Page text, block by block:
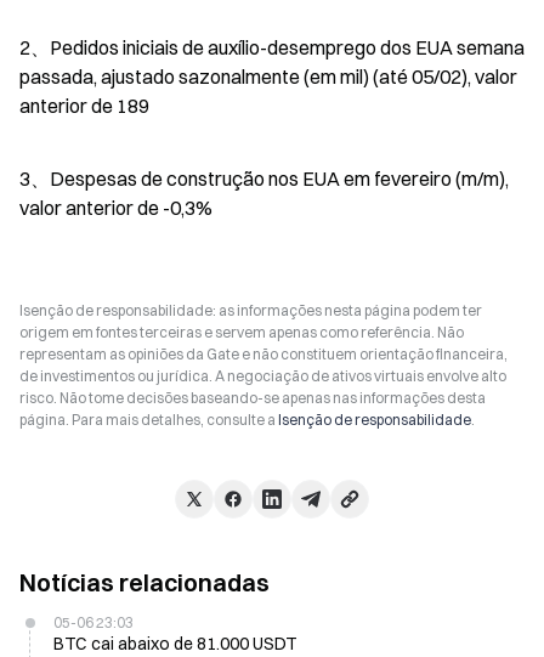
2、Pedidos iniciais de auxílio-desemprego dos EUA semana
passada, ajustado sazonalmente (em mil) (até 05/02), valor
anterior de 189
3、Despesas de construção nos EUA em fevereiro (m/m),
valor anterior de -0,3%
Isenção de responsabilidade: as informações nesta página podem ter
origem em fontes terceiras e servem apenas como referência. Não
representam as opiniões da Gate e não constituem orientação financeira,
de investimentos ou jurídica. A negociação de ativos virtuais envolve alto
risco. Não tome decisões baseando-se apenas nas informações desta
página. Para mais detalhes, consulte a Isenção de responsabilidade.
Notícias relacionadas
05-06 23:03
BTC cai abaixo de 81.000 USDT